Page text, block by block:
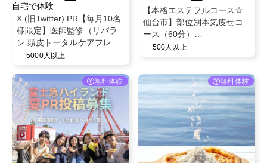
自宅で体験
X (旧Twitter) PR【毎月10名
様限定】医師監修（リバラ
ン 頭皮トータルケアフレグ
ランスローション）フケ か
5000人以上
【本格エステフルコース☆
仙台市】部位別本気痩せコ
ース（60分）
@esthetic_salon_aile
500人以上
無料体験 無料体験